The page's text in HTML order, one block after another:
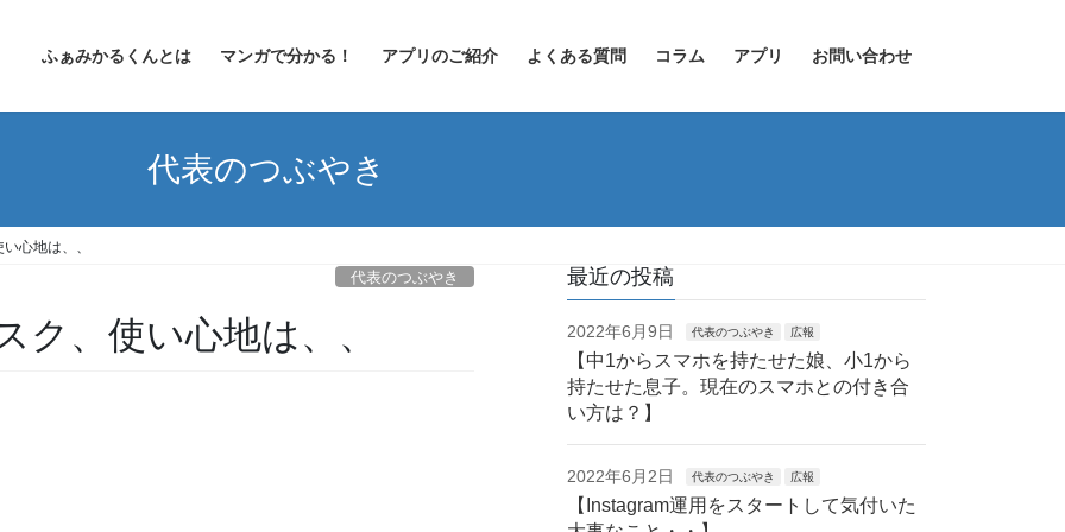
ふぁみかるくんとは マンガで分かる！ アプリのご紹介 よくある質問 コラム アプリ お問い合わせ
代表のつぶやき
心地は、、
代表のつぶやき
ク、使い心地は、、
最近の投稿
2022年6月9日 代表のつぶやき 広報
【中1からスマホを持たせた娘、小1から
持たせた息子。現在のスマホとの付き合
い方は？】
2022年6月2日 代表のつぶやき 広報
【Instagram運用をスタートして気付いた